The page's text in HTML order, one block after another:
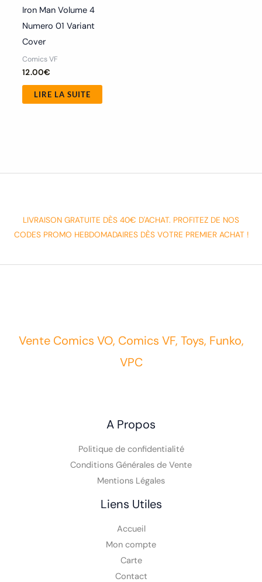
Iron Man Volume 4
Numero 01 Variant
Cover
Comics VF
12.00€
LIRE LA SUITE
LIVRAISON GRATUITE DÈS 40€ D'ACHAT. PROFITEZ DE NOS
CODES PROMO HEBDOMADAIRES DÈS VOTRE PREMIER ACHAT !
Vente Comics VO, Comics VF, Toys, Funko,
VPC
A Propos
Politique de confidentialité
Conditions Générales de Vente
Mentions Légales
Liens Utiles
Accueil
Mon compte
Carte
Contact